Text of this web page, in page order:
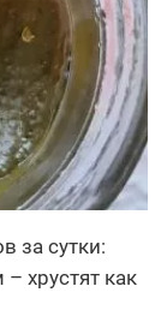
за сутки:
хрустят как